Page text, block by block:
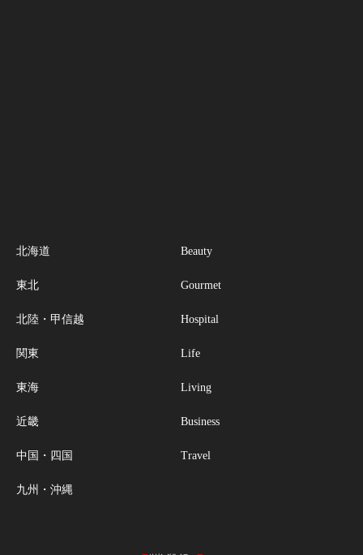
北海道
東北
北陸・甲信越
関東
東海
近畿
中国・四国
九州・沖縄
Beauty
Gourmet
Hospital
Life
Living
Business
Travel